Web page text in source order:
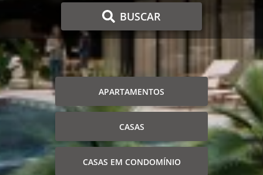
BUSCAR
APARTAMENTOS
CASAS
CASAS EM CONDOMÍNIO